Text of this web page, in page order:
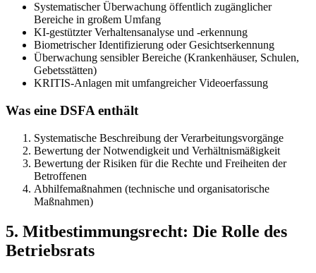
Systematischer Überwachung öffentlich zugänglicher
Bereiche in großem Umfang
KI-gestützter Verhaltensanalyse und -erkennung
Biometrischer Identifizierung oder Gesichtserkennung
Überwachung sensibler Bereiche (Krankenhäuser, Schulen,
Gebetsstätten)
KRITIS-Anlagen mit umfangreicher Videoerfassung
Was eine DSFA enthält
Systematische Beschreibung der Verarbeitungsvorgänge
Bewertung der Notwendigkeit und Verhältnismäßigkeit
Bewertung der Risiken für die Rechte und Freiheiten der
Betroffenen
Abhilfemaßnahmen (technische und organisatorische
Maßnahmen)
5. Mitbestimmungsrecht: Die Rolle des
Betriebsrats